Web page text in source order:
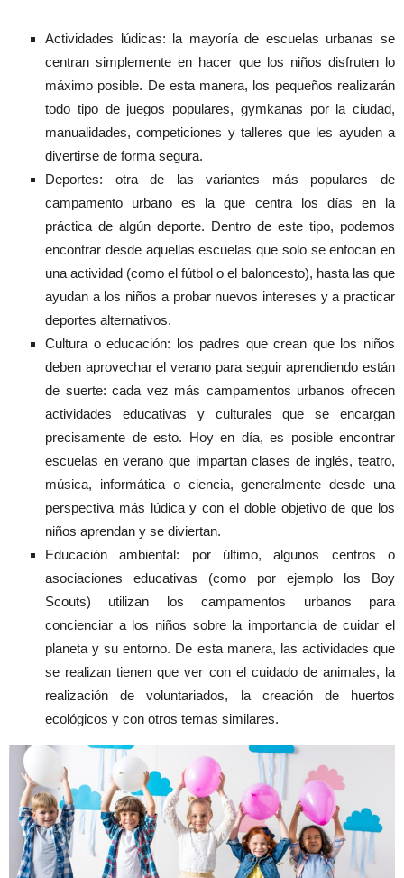
Actividades lúdicas: la mayoría de escuelas urbanas se
centran simplemente en hacer que los niños disfruten lo
máximo posible. De esta manera, los pequeños realizarán
todo tipo de juegos populares, gymkanas por la ciudad,
manualidades, competiciones y talleres que les ayuden a
divertirse de forma segura.
Deportes: otra de las variantes más populares de
campamento urbano es la que centra los días en la
práctica de algún deporte. Dentro de este tipo, podemos
encontrar desde aquellas escuelas que solo se enfocan en
una actividad (como el fútbol o el baloncesto), hasta las que
ayudan a los niños a probar nuevos intereses y a practicar
deportes alternativos.
Cultura o educación: los padres que crean que los niños
deben aprovechar el verano para seguir aprendiendo están
de suerte: cada vez más campamentos urbanos ofrecen
actividades educativas y culturales que se encargan
precisamente de esto. Hoy en día, es posible encontrar
escuelas en verano que impartan clases de inglés, teatro,
música, informática o ciencia, generalmente desde una
perspectiva más lúdica y con el doble objetivo de que los
niños aprendan y se diviertan.
Educación ambiental: por último, algunos centros o
asociaciones educativas (como por ejemplo los Boy
Scouts) utilizan los campamentos urbanos para
concienciar a los niños sobre la importancia de cuidar el
planeta y su entorno. De esta manera, las actividades que
se realizan tienen que ver con el cuidado de animales, la
realización de voluntariados, la creación de huertos
ecológicos y con otros temas similares.